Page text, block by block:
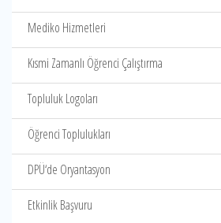
Mediko Hizmetleri
Kısmi Zamanlı Öğrenci Çalıştırma
Topluluk Logoları
Öğrenci Toplulukları
DPÜ‘de Oryantasyon
Etkinlik Başvuru